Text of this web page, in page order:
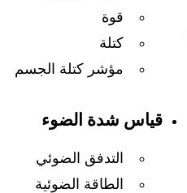
قوة
كتلة
مؤشر كتلة الجسم
قياس شدة الضوء
التدفق الضوئي
الطاقة الضوئية